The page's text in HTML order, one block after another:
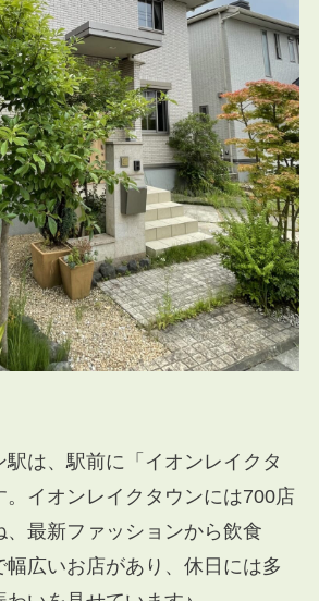
は、駅前に「イオンレイクタ
イオンレイクタウンには700店
、最新ファッションから飲食
幅広いお店があり、休日には多